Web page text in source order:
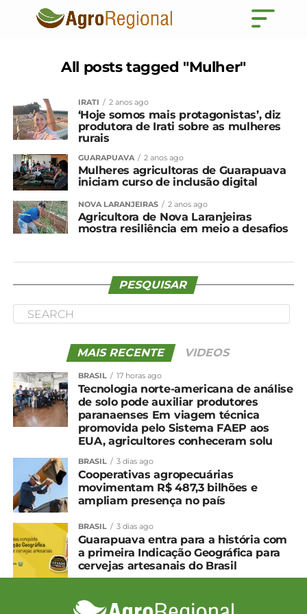
All posts tagged "Mulher"
IRATI 2 anos ago
‘Hoje somos mais protagonistas’, diz
produtora de Irati sobre as mulheres
rurais
GUARAPUAVA 2 anos ago
Mulheres agricultoras de Guarapuava
iniciam curso de inclusão digital
NOVA LARANJEIRAS 2 anos ago
Agricultora de Nova Laranjeiras
mostra resiliência em meio a desafios
PESQUISAR
MAIS RECENTE VIDEOS
BRASIL 17 horas ago
Tecnologia norte-americana de análise
de solo pode auxiliar produtores
paranaenses Em viagem técnica
promovida pelo Sistema FAEP aos
EUA, agricultores conheceram solu
BRASIL 3 dias ago
Cooperativas agropecuárias
movimentam R$ 487,3 bilhões e
ampliam presença no país
BRASIL 3 dias ago
Guarapuava entra para a história com
a primeira Indicação Geográfica para
cervejas artesanais do Brasil